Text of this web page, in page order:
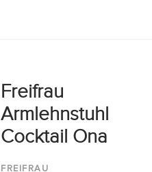
Freifrau
Armlehnstuhl
Cocktail Ona
FREIFRAU